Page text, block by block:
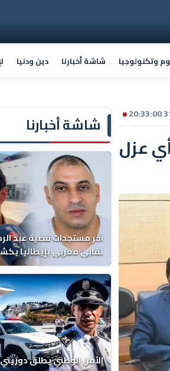
وتكنولوجيا شاشة أخبارنا دين ودنيا
شاشة أخبارنا
آخر مستجدات قضية عبد
نقابي مغربي بإيطاليا
الوفاة ونتائج التشريح
الأمن الوطني يطلق
عزل